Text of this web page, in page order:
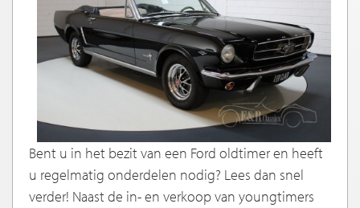
Bent u in het bezit van een Ford oldtimer en heeft
u regelmatig onderdelen nodig? Lees dan snel
verder! Naast de in- en verkoop van youngtimers